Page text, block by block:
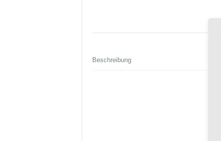
Beschreibung